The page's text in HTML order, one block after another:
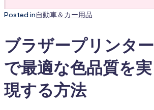
Posted in自動車＆カー用品
ブラザープリンター
で最適な色品質を実
現する方法